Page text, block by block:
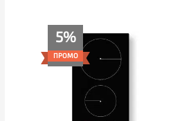
5%
ПРОМО
price
цена
е:
213.00€
(416.59
лв.).